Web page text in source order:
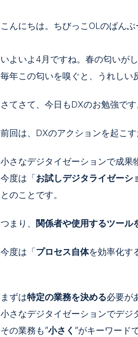
こんにちは。ちびっこOLのばんぶ
いよいよ4月ですね。春の匂いがし
毎年この匂いを嗅ぐと、うれしい
さてさて、今日もDXのお勉強です
前回は、DXのアクションを起こ
小さなデジタイゼーションで成果
今度は 「 お試しデジタライゼーシ
とのことです。
つまり、 関係者や使用するツール
今度は「 プロセス自体を効率化す
まずは特定の業務を決める必要が
小さなデジタイゼーションでデジ
その業務も”小さく ”がキーワード